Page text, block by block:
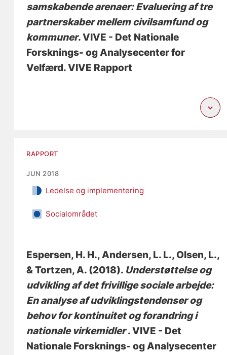
samskabende arenaer: Evaluering af tre
partnerskaber mellem civilsamfund og
kommuner. VIVE - Det Nationale
Forsknings- og Analysecenter for
Velfærd. VIVE Rapport
RAPPORT
JUN 2018
Ledelse og implementering
Socialområdet
Espersen, H. H., Andersen, L. L., Olsen, L.,
& Tortzen, A. (2018). Understøttelse og
udvikling af det frivillige sociale arbejde:
En analyse af udviklingstendenser og
behov for kontinuitet og forandring i
nationale virkemidler. VIVE - Det
Nationale Forsknings- og Analysecenter